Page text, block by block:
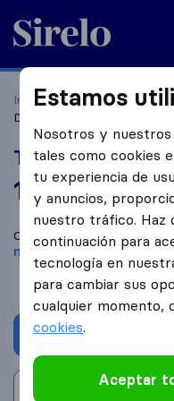
Sirelo.es
Inicio Empresas de
Daniel
Transportes
10,0
reseñas de
Compara Transportes
mudanzasdeCoslada
Escribe
Estamos
Nosotros y nuestros
tales como cookies
tu experiencia de
y anuncios,
nuestro tráfico. Haz
continuación para
tecnología en
para cambiar sus
cualquier momento,
cookies.
Aceptar